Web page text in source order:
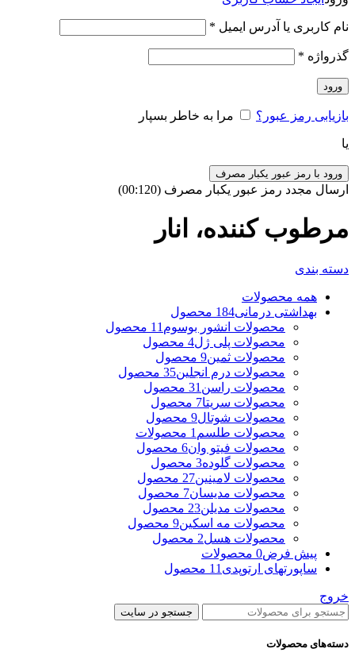
نام کاربری یا آدرس ایمیل *
گذرواژه *
ورود
بازیابی رمز عبور؟ مرا به خاطر بسپار
یا
ورود با رمز عبور یکبار مصرف
ارسال مجدد رمز عبور یکبار مصرف (00:
120
)
مرطوب کننده، انار
دسته بندی
همه محصولات
بهداشتی درمانی184 محصول
محصولات انشور بوسوم 11 محصول
محصولات پلی ژل4 محصول
محصولات ثمین9 محصول
محصولات درم انجلین35 محصول
محصولات راسن 31 محصول
محصولات سریتا7 محصول
محصولات شوتال9 محصول
محصولات طلسم 1 محصولات
محصولات فیتو وان6 محصول
محصولات گلوده3 محصول
محصولات لامینین27 محصول
محصولات مدیسان7 محصول
محصولات مدیلن23 محصول
محصولات مه اسکین9 محصول
محصولات هسل2 محصول
پیش فرض0 محصولات
ساپورتهای ارتوپدی 11 محصول
خروج
جستجو در سایت
دسته‌های محصولات